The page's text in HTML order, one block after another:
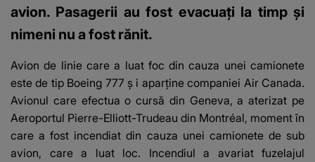
avion. Pasagerii au fost evacuați la timp și
nimeni nu a fost rănit.
Avion de linie care a luat foc din cauza unei camionete
este de tip Boeing 777 ș i aparține companiei Air Canada.
Avionul care efectua o cursă din Geneva, a aterizat pe
Aeroportul Pierre-Elliott-Trudeau din Montréal, moment în
care a fost incendiat din cauza unei camionete de sub
avion, care a luat loc. Incendiul a avariat fuzelajul